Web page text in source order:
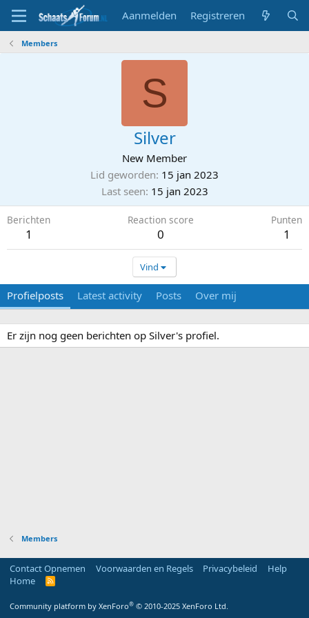
Aanmelden Registreren
Members
S
Silver
New Member
Lid geworden 15 jan 2023
Last seen 15 jan 2023
Berichten
1
Reaction score
0
Punten
1
Vind
Profielposts Latest activity Posts Over mij
Er zijn nog geen berichten op Silver's profiel.
Members
Contact Opnemen Voorwaarden en Regels Privacybeleid
Help
Home
R
Community platform by XenForo® © 2010-2025 XenForo Ltd.